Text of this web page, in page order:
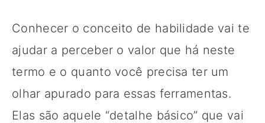
Conhecer o conceito de habilidade vai te
ajudar a perceber o valor que há neste
termo e o quanto você precisa ter um
olhar apurado para essas ferramentas.
Elas são aquele “detalhe básico” que vai